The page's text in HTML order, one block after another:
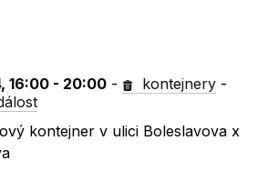
16:00 - 20:00 - kontejnery -
kontejner v ulici Boleslavova x